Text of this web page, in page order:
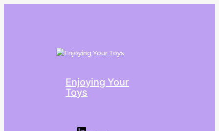
Enjoying Your
Toys